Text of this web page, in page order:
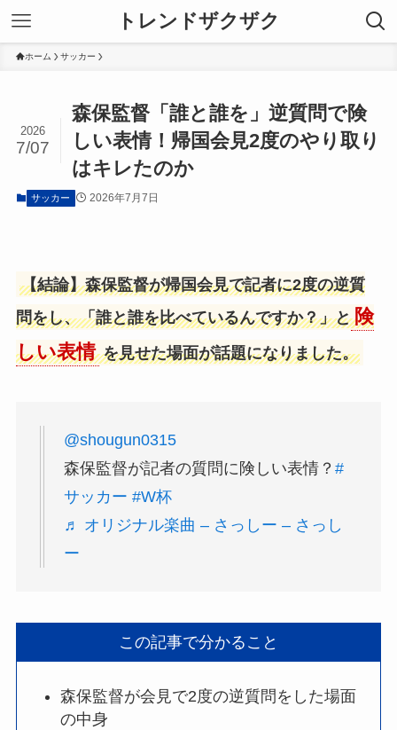
トレンドザクザク
ホーム サッカー
森保監督「誰と誰を」逆質問で険
しい表情！帰国会見2度のやり取り
はキレたのか
2026
7/07
サッカー 2026年7月7日
【結論】森保監督が帰国会見で記者に2度の逆質
問をし、「誰と誰を比べているんですか？」と 険
しい表情 を見せた場面が話題になりました。
@shougun0315
森保監督が記者の質問に険しい表情？ #
サッカー #W杯
♬ オリジナル楽曲 – さっしー – さっし
ー
この記事で分かること
森保監督が会見で2度の逆質問をした場面
の中身